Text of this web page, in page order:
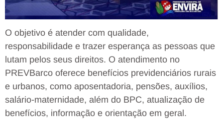
O objetivo é atender com qualidade,
responsabilidade e trazer esperança as pessoas que
lutam pelos seus direitos. O atendimento no
PREVBarco oferece benefícios previdenciários rurais
e urbanos, como aposentadoria, pensões, auxílios,
salário-maternidade, além do BPC, atualização de
benefícios, informação e orientação em geral.